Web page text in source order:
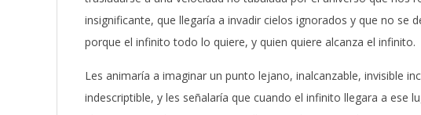
insignificante, que llegaría a invadir cielos ignorados y que no se
porque el infinito todo lo quiere, y quien quiere alcanza el infinito.
Les animaría a imaginar un punto lejano, inalcanzable, invisible
indescriptible, y les señalaría que cuando el infinito llegara a ese